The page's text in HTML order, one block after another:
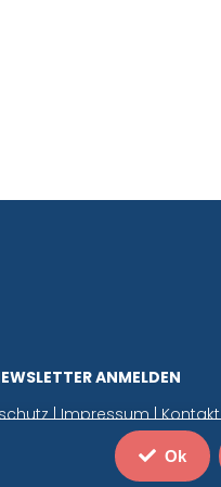
ANMELDEN
|Impressum|Kontakt
Ok